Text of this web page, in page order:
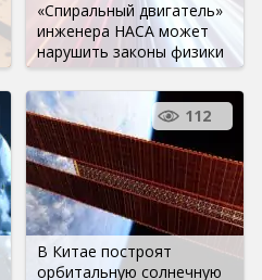
«Спиральный двигатель»
инженера НАСА может
нарушить законы физики
В Китае построят
орбитальную солнечную
112